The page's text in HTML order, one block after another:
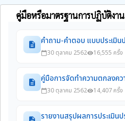
คู่มือหรือมาตรฐานการปฏิบัติงาน